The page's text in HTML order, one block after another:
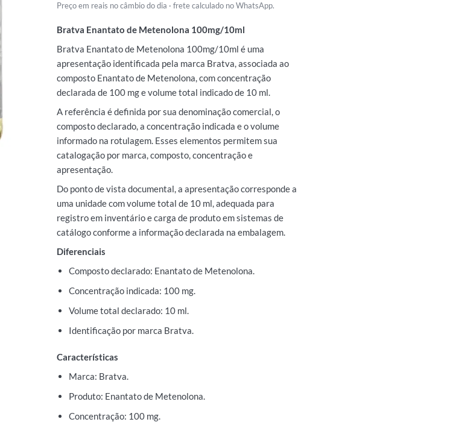
Preço em reais no câmbio do dia · frete calculado no WhatsApp.
Bratva Enantato de Metenolona 100mg/10ml
Bratva Enantato de Metenolona 100mg/10ml é uma
apresentação identificada pela marca Bratva, associada ao
composto Enantato de Metenolona, com concentração
declarada de 100 mg e volume total indicado de 10 ml.
A referência é definida por sua denominação comercial, o
composto declarado, a concentração indicada e o volume
informado na rotulagem. Esses elementos permitem sua
catalogação por marca, composto, concentração e
apresentação.
Do ponto de vista documental, a apresentação corresponde a
uma unidade com volume total de 10 ml, adequada para
registro em inventário e carga de produto em sistemas de
catálogo conforme a informação declarada na embalagem.
Diferenciais
Composto declarado: Enantato de Metenolona.
Concentração indicada: 100 mg.
Volume total declarado: 10 ml.
Identificação por marca Bratva.
Características
Marca: Bratva.
Produto: Enantato de Metenolona.
Concentração: 100 mg.